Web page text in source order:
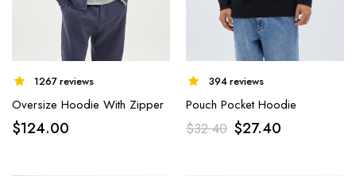
1267 reviews
Oversize Hoodie With Zipper
$124.00
394 reviews
Pouch Pocket Hoodie
$32.40 $27.40